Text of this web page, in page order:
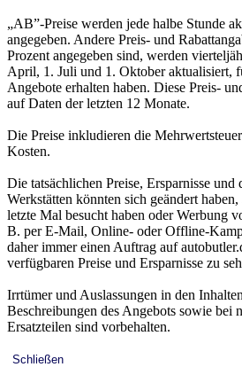
„AB”-Preise werden jede halbe Stunde
angegeben. Andere Preis- und
Prozent angegeben sind, werden
April, 1. Juli und 1. Oktober aktualisiert,
Angebote erhalten haben. Diese Preis-
auf Daten der letzten 12 Monate.
Die Preise inkludieren die
Kosten.
Die tatsächlichen Preise, Ersparnisse
Werkstätten könnten sich geändert
letzte Mal besucht haben oder Werbung
B. per E-Mail, Online- oder Offline-
daher immer einen Auftrag auf
verfügbaren Preise und Ersparnisse zu
Irrtümer und Auslassungen in den
Beschreibungen des Angebots sowie bei
Ersatzteilen sind vorbehalten.
Schließen